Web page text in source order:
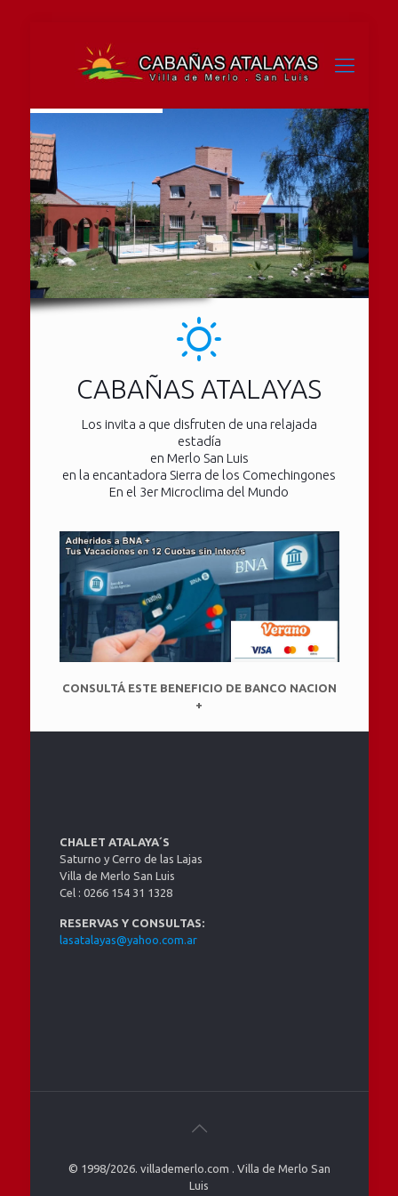
CABAÑAS ATALAYAS
Los invita a que disfruten de una relajada
estadía
en Merlo San Luis
en la encantadora Sierra de los Comechingones
En el 3er Microclima del Mundo
CONSULTÁ ESTE BENEFICIO DE BANCO NACION
+
CHALET ATALAYA´S
Saturno y Cerro de las Lajas
Villa de Merlo San Luis
Cel : 0266 154 31 1328
RESERVAS Y CONSULTAS:
lasatalayas@yahoo.com.ar
© 1998/2026. villademerlo.com . Villa de Merlo San
Luis